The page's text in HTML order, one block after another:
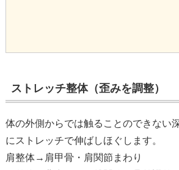
ストレッチ整体（歪みを調整）
体の外側からでは触ることのできない
にストレッチで伸ばしほぐします。
肩整体→肩甲骨・肩関節まわり